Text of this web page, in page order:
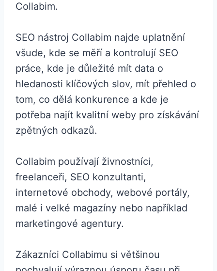
Collabim.
SEO nástroj Collabim najde uplatnění
všude, kde se měří a kontrolují SEO
práce, kde je důležité mít data o
hledanosti klíčových slov, mít přehled o
tom, co dělá konkurence a kde je
potřeba najít kvalitní weby pro získávání
zpětných odkazů.
Collabim používají živnostníci,
freelanceři, SEO konzultanti,
internetové obchody, webové portály,
malé i velké magazíny nebo například
marketingové agentury.
Zákazníci Collabimu si většinou